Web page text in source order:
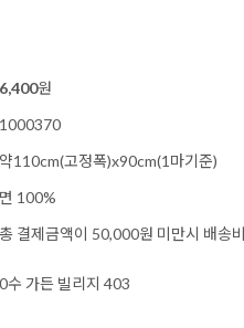
6,400원
1000370
약110cm(고정폭)x90cm(1마기준)
면 100%
총 결제금액이 50,000원 미만시 배송
수 가든 빌리지 403